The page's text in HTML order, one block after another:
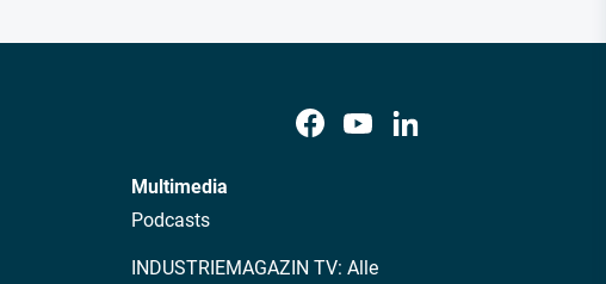
Multimedia
Podcasts
INDUSTRIEMAGAZIN TV: Alle